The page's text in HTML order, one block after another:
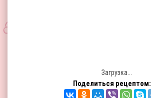
Загрузка...
Поделиться рецептом: